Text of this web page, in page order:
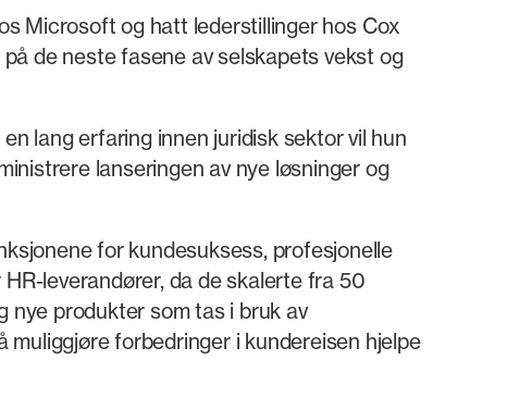
Microsoft og hatt lederstillinger hos Cox
de neste fasene av selskapets vekst og
lang erfaring innen juridisk sektor vil hun
lanseringen av nye løsninger og
for kundesuksess, profesjonelle
leverandører, da de skalerte fra 50
nye produkter som tas i bruk av
forbedringer i kundereisen hjelpe